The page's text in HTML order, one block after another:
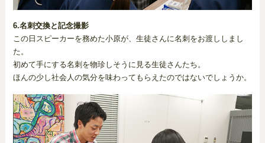
6.名刺交換と記念撮影
この日スピーカーを務めた小原が、生徒さんに名刺をお渡ししまし
た。
初めて手にする名刺を物珍しそうに見る生徒さんたち。
ほんの少し社会人の気分を味わってもらえたのではないでしょうか。